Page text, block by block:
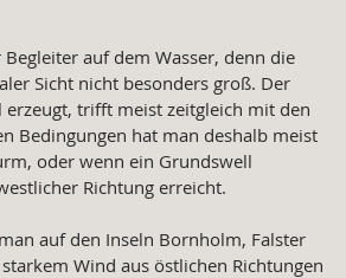
auf dem Wasser, denn die
Sicht nicht besonders groß. Der
erzeugt, trifft meist zeitgleich mit den
Bedingungen hat man deshalb meist
oder wenn ein Grundswell
Richtung erreicht.
auf den Inseln Bornholm, Falster
Wind aus östlichen Richtungen